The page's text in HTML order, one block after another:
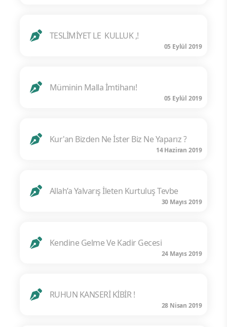
TESLİMİYET LE KULLUK ,!
05 Eylül 2019
Müminin Malla İmtihanı!
05 Eylül 2019
Kur'an Bizden Ne İster Biz Ne Yaparız ?
14 Haziran 2019
Allah’a Yalvarış İleten Kurtuluş Tevbe
30 Mayıs 2019
Kendine Gelme Ve Kadir Gecesi
24 Mayıs 2019
RUHUN KANSERİ KİBİR !
28 Nisan 2019